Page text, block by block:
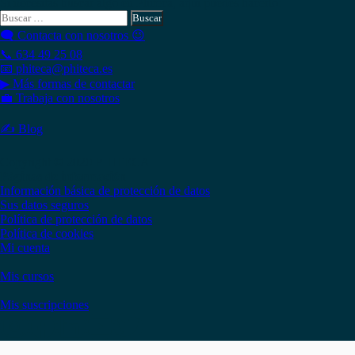
Buscar:
🗨 Contacta con nosotros 😉
📞 634 49 25 08
📧 phiteca@phiteca.es
▶ Más formas de contactar
💼 Trabaja con nosotros
✍ Blog
Información básica de protección de datos
Sus datos seguros
Política de protección de datos
Política de cookies
Mi cuenta
Mis cursos
Mis suscripciones